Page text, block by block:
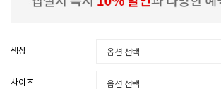
색상
사이즈